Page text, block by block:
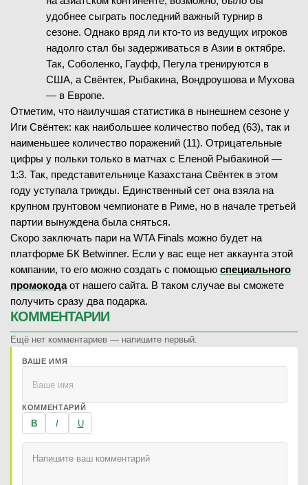
удобнее сыграть последний важный турнир в
сезоне. Однако вряд ли кто-то из ведущих игроков
надолго стал бы задерживаться в Азии в октябре.
Так, Соболенко, Гауфф, Пегула тренируются в
США, а Свёнтек, Рыбакина, Вондроушова и Мухова
— в Европе.
Отметим, что наилучшая статистика в нынешнем сезоне у
Иги Свёнтек: как наибольшее количество побед (63), так и
наименьшее количество поражений (11). Отрицательные
цифры у польки только в матчах с Еленой Рыбакиной —
1:3. Так, представительнице Казахстана Свёнтек в этом
году уступала трижды. Единственный сет она взяла на
крупном грунтовом чемпионате в Риме, но в начале третьей
партии вынуждена была сняться.
Скоро заключать пари на WTA Finals можно будет на
платформе БК Betwinner. Если у вас еще нет аккаунта этой
компании, то его можно создать с помощью специального
промокодаот нашего сайта. В таком случае вы сможете
получить сразу два подарка.
КОММЕНТАРИИ
Ещё нет комментариев — напишите первый.
ВАШЕ ИМЯ
КОММЕНТАРИЙ
B I U